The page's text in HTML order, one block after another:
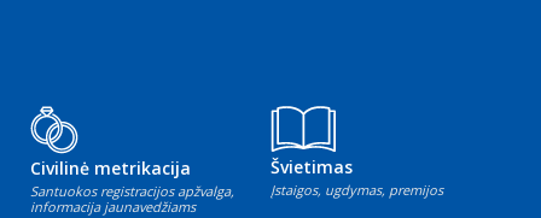
Civilinė metrikacija
Santuokos registracijos apžvalga,
informacija jaunavedžiams
Švietimas
Įstaigos, ugdymas, premijos